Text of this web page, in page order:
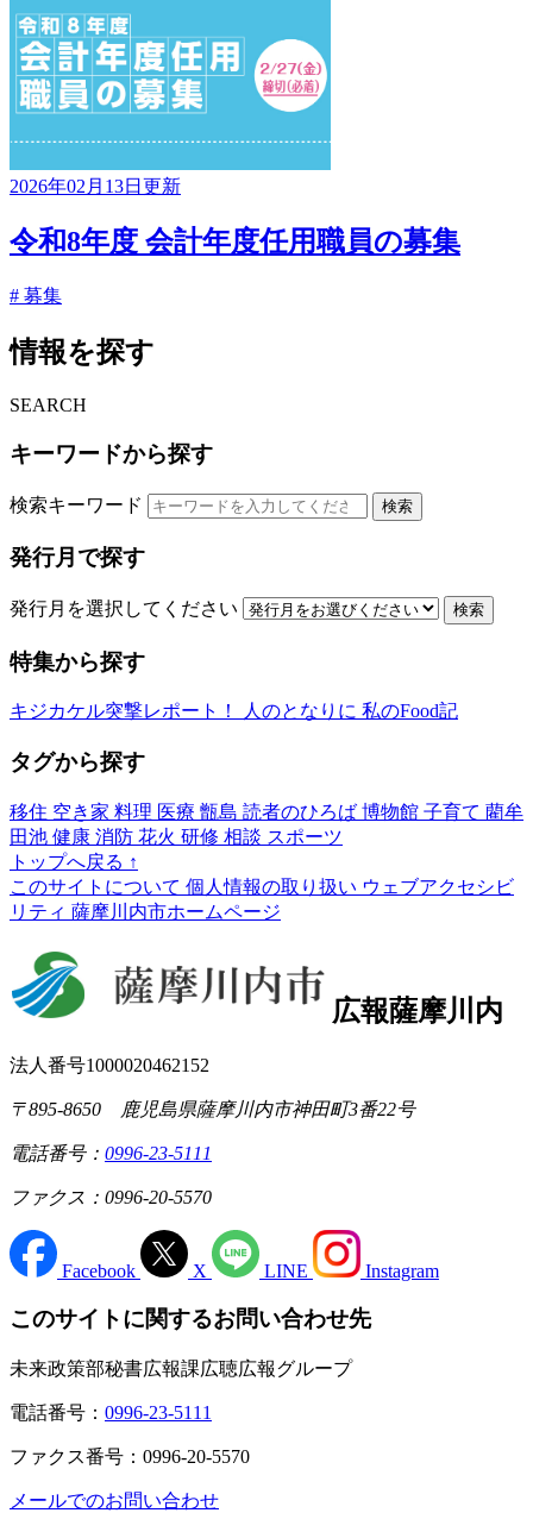
2026年02月13日更新
令和8年度 会計年度任用職員の募集
# 募集
情報を探す
SEARCH
キーワードから探す
検索キーワード 検索
発行月で探す
発行月を選択してください 検索
特集から探す
キジカケル突撃レポート！ 人のとなりに 私のFood記
タグから探す
移住 空き家 料理 医療 甑島 読者のひろば 博物館 子育て 藺牟
田池 健康 消防 花火 研修 相談 スポーツ
トップへ戻る ↑
このサイトについて 個人情報の取り扱い ウェブアクセシビ
リティ 薩摩川内市ホームページ
広報薩摩川内
法人番号1000020462152
〒895-8650 鹿児島県薩摩川内市神田町3番22号
電話番号： 0996-23-5111
ファクス：0996-20-5570
Facebook X LINE Instagram
このサイトに関するお問い合わせ先
未来政策部秘書広報課広聴広報グループ
電話番号： 0996-23-5111
ファクス番号：0996-20-5570
メールでのお問い合わせ